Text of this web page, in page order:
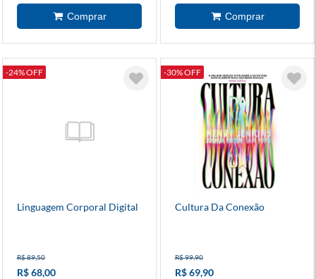
-24% OFF
Linguagem Corporal Digital
R$ 89,50
R$ 68,00
-30% OFF
Cultura Da Conexão
R$ 99,90
R$ 69,90